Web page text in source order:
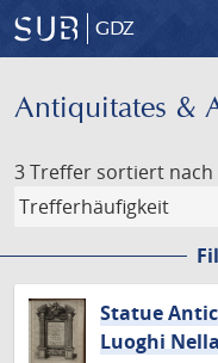
GDZ
Antiquitates &
3 Treffer sortiert nach
Statue
Luoghi